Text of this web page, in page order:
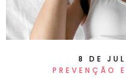
8 DE
PREVENÇÃO